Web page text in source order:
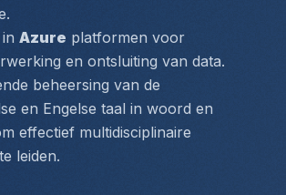
in
Azure platformen voor
en ontsluiting van data.
en Engelse taal in woord en
effectief multidisciplinaire
leiden.